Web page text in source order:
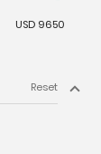
USD 9650
Reset